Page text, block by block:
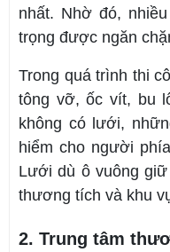
nhất. Nhờ đó,
trọng được ngăn
Trong quá trình thi
tông vỡ, ốc vít, bu
không có lưới,
hiểm cho người
Lưới dù ô vuông
thương tích và khu
2. Trung tâm